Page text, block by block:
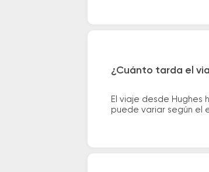
¿Cuánto tarda el
El viaje desde
puede variar según el